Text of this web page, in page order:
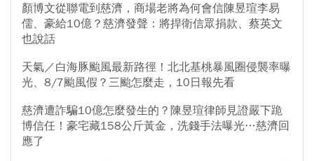
顏博文從聯電到慈濟，商場老將為何會信陳昱瑄李易
儒、豪給10億？慈濟發聲：將捍衛信眾捐款、蔡英文
也說話
天氣／白海豚颱風最新路徑！北北基桃暴風圈侵襲率曝
光、8/7颱風假？三颱怎麼走，10日報先看
慈濟遭詐騙10億怎麼發生的？陳昱瑄律師見證嚴下跪
博信任！豪宅藏158公斤黃金，洗錢手法曝光…慈濟回
應了